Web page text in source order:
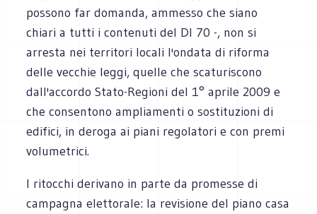
possono far domanda, ammesso che siano
chiari a tutti i contenuti del Dl 70 -, non si
arresta nei territori locali l'ondata di riforma
delle vecchie leggi, quelle che scaturiscono
dall'accordo Stato-Regioni del 1° aprile 2009 e
che consentono ampliamenti o sostituzioni di
edifici, in deroga ai piani regolatori e con premi
volumetrici.
I ritocchi derivano in parte da promesse di
campagna elettorale: la revisione del piano casa